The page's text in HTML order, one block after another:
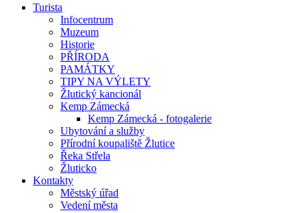
Turista
Infocentrum
Muzeum
Historie
PŘÍRODA
PAMÁTKY
TIPY NA VÝLETY
Žlutický kancionál
Kemp Zámecká
Kemp Zámecká - fotogalerie
Ubytování a služby
Přírodní koupaliště Žlutice
Řeka Střela
Žluticko
Kontakty
Městský úřad
Vedení města